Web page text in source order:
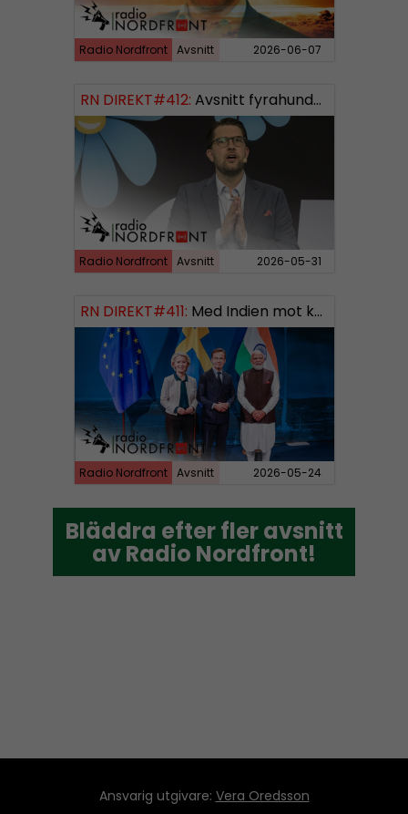
Radio Nordfront Avsnitt 2026-06-07
RN DIREKT#412: Avsnitt fyrahundratolv SWISH: 0700738064
Radio Nordfront Avsnitt 2026-05-31
RN DIREKT#411: Med Indien mot kosmos SWISH: 0700738064
Radio Nordfront Avsnitt 2026-05-24
Bläddra efter fler avsnitt
av Radio Nordfront!
Bläddra efter fler avsnitt
av Radio Nordfront!
Ansvarig utgivare: Vera Oredsson